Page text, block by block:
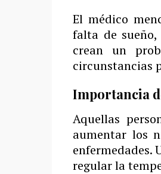
El médico
falta de
crean un
circunstancias
Importancia
Aquellas
aumentar los
enfermedades.
regular la